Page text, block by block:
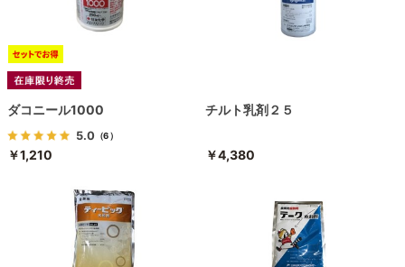
ダコニール1000
5.0 （6）
￥1,210
チルト乳剤２５
￥4,380